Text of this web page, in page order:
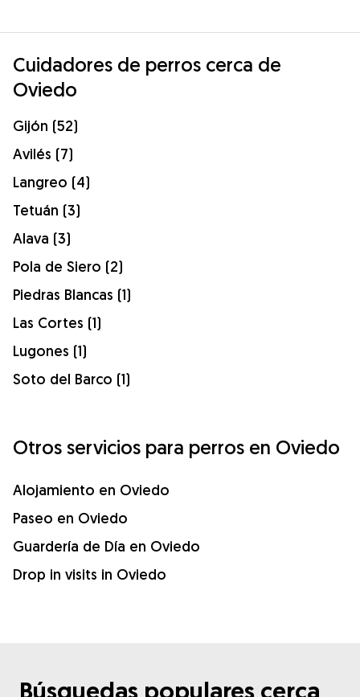
Cuidadores de perros cerca de
Oviedo
Gijón (52)
Avilés (7)
Langreo (4)
Tetuán (3)
Alava (3)
Pola de Siero (2)
Piedras Blancas (1)
Las Cortes (1)
Lugones (1)
Soto del Barco (1)
Otros servicios para perros en Oviedo
Alojamiento en Oviedo
Paseo en Oviedo
Guardería de Día en Oviedo
Drop in visits in Oviedo